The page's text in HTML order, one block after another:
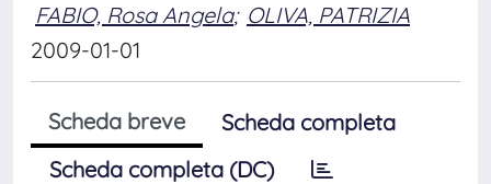
FABIO, Rosa Angela; OLIVA, PATRIZIA
2009-01-01
Scheda breve
Scheda completa
Scheda completa (DC)